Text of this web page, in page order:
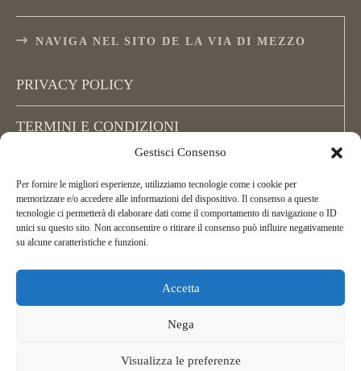
Gestisci Consenso
Per fornire le migliori esperienze, utilizziamo tecnologie come i cookie per
memorizzare e/o accedere alle informazioni del dispositivo. Il consenso a queste
tecnologie ci permetterà di elaborare dati come il comportamento di navigazione o ID
unici su questo sito. Non acconsentire o ritirare il consenso può influire negativamente
su alcune caratteristiche e funzioni.
Accetta
Nega
Visualizza le preferenze
NAVIGA NEL SITO DE LA VIA DI MEZZO
PRIVACY POLICY
TERMINI E CONDIZIONI
Copyright La Via di Mezzo, All Rights Reserved.
ASD La Via di Mezzo Arcieri Natura